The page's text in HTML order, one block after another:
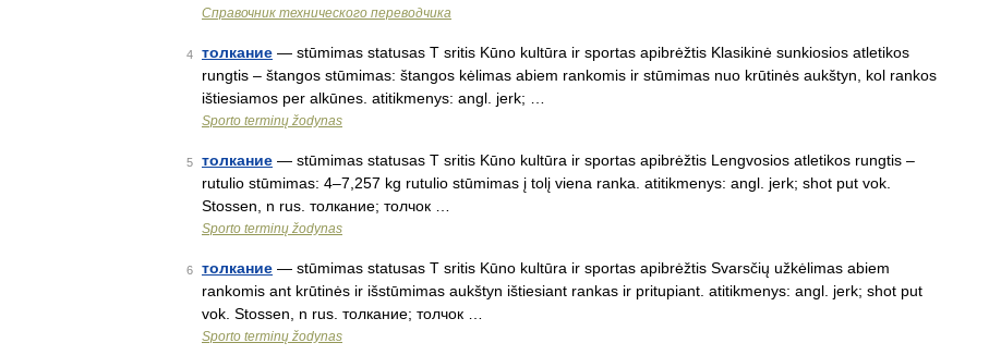
Справочник технического переводчика
4 толкание — stūmimas statusas T sritis Kūno kultūra ir sportas apibrėžtis Klasikinė sunkiosios atletikos
rungtis – štangos stūmimas: štangos kėlimas abiem rankomis ir stūmimas nuo krūtinės aukštyn, kol rankos
ištiesiamos per alkūnes. atitikmenys: angl. jerk; …
Sporto terminų žodynas
5 толкание — stūmimas statusas T sritis Kūno kultūra ir sportas apibrėžtis Lengvosios atletikos rungtis –
rutulio stūmimas: 4–7,257 kg rutulio stūmimas į tolį viena ranka. atitikmenys: angl. jerk; shot put vok.
Stossen, n rus. толкание; толчок …
Sporto terminų žodynas
6 толкание — stūmimas statusas T sritis Kūno kultūra ir sportas apibrėžtis Svarsčių užkėlimas abiem
rankomis ant krūtinės ir išstūmimas aukštyn ištiesiant rankas ir pritupiant. atitikmenys: angl. jerk; shot put
vok. Stossen, n rus. толкание; толчок …
Sporto terminų žodynas